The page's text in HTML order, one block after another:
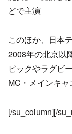
どで主演
このほか、日本
2008年の北京以
ピックやラグビ
MC・メインキ
[/su_column][/